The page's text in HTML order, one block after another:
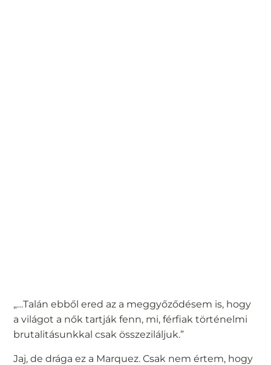
„…Talán ebből ered az a meggyőződésem is, hogy
a világot a nők tartják fenn, mi, férfiak történelmi
brutalitásunkkal csak összeziláljuk.”
Jaj, de drága ez a Marquez. Csak nem értem, hogy